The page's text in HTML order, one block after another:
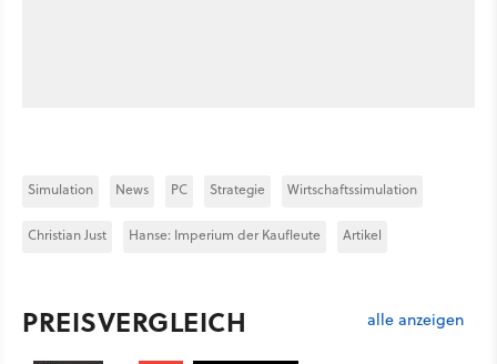
Simulation News PC Strategie Wirtschaftssimulation
Christian Just Hanse: Imperium der Kaufleute Artikel
PREISVERGLEICH alle anzeigen